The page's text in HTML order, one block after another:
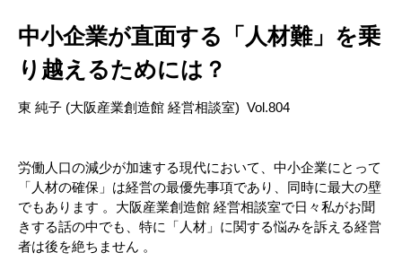
中小企業が直面する「人材難」を乗
り越えるためには？
東 純子 (大阪産業創造館 経営相談室) Vol.804
労働人口の減少が加速する現代において、中小企業にとって
「人材の確保」は経営の最優先事項であり、同時に最大の壁
でもあります 。大阪産業創造館 経営相談室で日々私がお聞
きする話の中でも、特に「人材」に関する悩みを訴える経営
者は後を絶ちません 。